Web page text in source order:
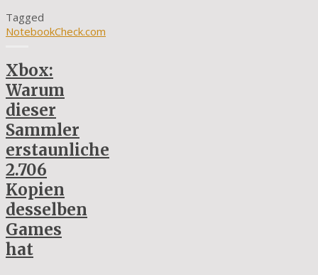
Tagged
NotebookCheck.com
Xbox:
Warum
dieser
Sammler
erstaunliche
2.706
Kopien
desselben
Games
hat